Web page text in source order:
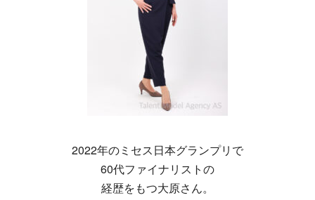
2022年のミセス日本グランプリで
60代ファイナリストの
経歴をもつ大原さん。